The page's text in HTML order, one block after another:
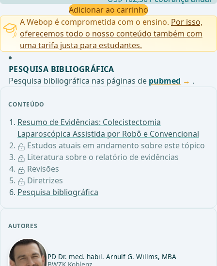
CONTEÚDO
Resumo de Evidências: Colecistectomia
Laparoscópica Assistida por Robô e Convencional
Estudos atuais em andamento sobre este tópico
Literatura sobre o relatório de evidências
Revisões
Diretrizes
Pesquisa bibliográfica
AUTORES
PD Dr. med. habil. Arnulf G. Willms, MBA
Adicionar ao carrinho
A Webop é comprometida com o ensino. Por isso,
oferecemos todo o nosso conteúdo também com
uma tarifa justa para estudantes.
PESQUISA BIBLIOGRÁFICA
Pesquisa bibliográfica nas páginas de pubmed .